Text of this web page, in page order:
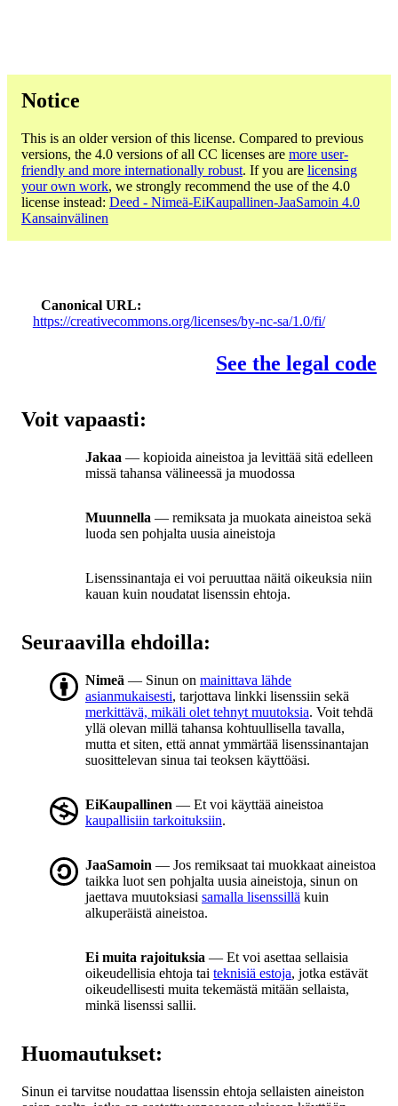
Notice
This is an older version of this license. Compared to previous
versions, the 4.0 versions of all CC licenses are more user-
friendly and more internationally robust. If you are licensing
your own work, we strongly recommend the use of the 4.0
license instead: Deed - Nimeä-EiKaupallinen-JaaSamoin 4.0
Kansainvälinen
Canonical URL
https://creativecommons.org/licenses/by-nc-sa/1.0/fi/
See the legal code
Voit vapaasti:
Jakaa — kopioida aineistoa ja levittää sitä edelleen
missä tahansa välineessä ja muodossa
Muunnella — remiksata ja muokata aineistoa sekä
luoda sen pohjalta uusia aineistoja
Lisenssinantaja ei voi peruuttaa näitä oikeuksia niin
kauan kuin noudatat lisenssin ehtoja.
Seuraavilla ehdoilla:
Nimeä — Sinun on mainittava lähde
asianmukaisesti, tarjottava linkki lisenssiin sekä
merkittävä, mikäli olet tehnyt muutoksia. Voit tehdä
yllä olevan millä tahansa kohtuullisella tavalla,
mutta et siten, että annat ymmärtää lisenssinantajan
suosittelevan sinua tai teoksen käyttöäsi.
EiKaupallinen — Et voi käyttää aineistoa
kaupallisiin tarkoituksiin.
JaaSamoin — Jos remiksaat tai muokkaat aineistoa
taikka luot sen pohjalta uusia aineistoja, sinun on
jaettava muutoksiasi samalla lisenssillä kuin
alkuperäistä aineistoa.
Ei muita rajoituksia — Et voi asettaa sellaisia
oikeudellisia ehtoja tai teknisiä estoja, jotka estävät
oikeudellisesti muita tekemästä mitään sellaista,
minkä lisenssi sallii.
Huomautukset:
Sinun ei tarvitse noudattaa lisenssin ehtoja sellaisten aineiston